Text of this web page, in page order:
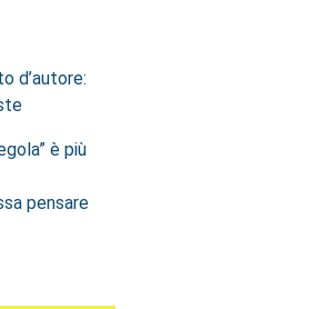
d’autore:
è più
pensare